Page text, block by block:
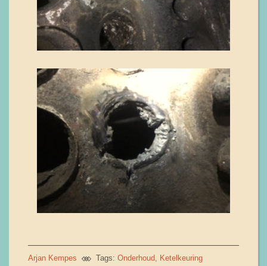
Arjan Kempes Tags: Onderhoud Ketelkeuring